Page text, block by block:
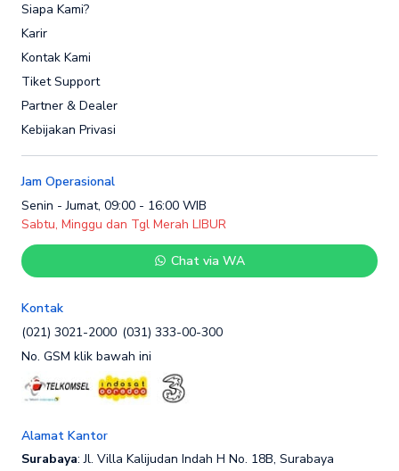
Siapa Kami?
Karir
Kontak Kami
Tiket Support
Partner & Dealer
Kebijakan Privasi
Jam Operasional
Senin - Jumat, 09:00 - 16:00 WIB
Sabtu, Minggu dan Tgl Merah LIBUR
Chat via WA
Kontak
(021) 3021-2000 (031) 333-00-300
No. GSM klik bawah ini
Alamat Kantor
Surabaya: Jl. Villa Kalijudan Indah H No. 18B, Surabaya